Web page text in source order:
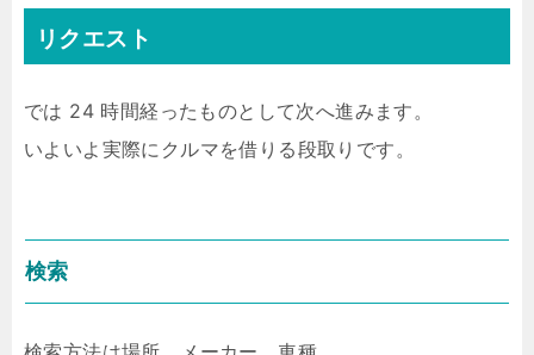
リクエスト
では 24 時間経ったものとして次へ進みます。
いよいよ実際にクルマを借りる段取りです。
検索